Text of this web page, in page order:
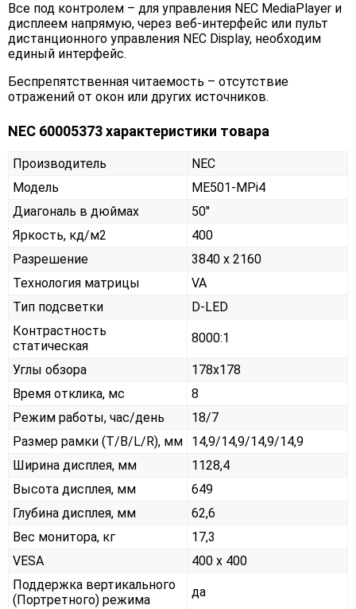
Все под контролем – для управления NEC MediaPlayer и
дисплеем напрямую, через веб-интерфейс или пульт
дистанционного управления NEC Display, необходим
единый интерфейс.
Беспрепятственная читаемость – отсутствие
отражений от окон или других источников.
NEC 60005373 характеристики товара
Производитель
NEC
Модель
ME501-MPi4
Диагональ в дюймах
50"
Яркость, кд/м2
400
Разрешение
3840 x 2160
Технология матрицы
VA
Тип подсветки
D-LED
Контрастность
статическая
8000:1
Углы обзора
178x178
Время отклика, мс
8
Режим работы, час/день
18/7
Размер рамки (T/B/L/R), мм
14,9/14,9/14,9/14,9
Ширина дисплея, мм
1128,4
Высота дисплея, мм
649
Глубина дисплея, мм
62,6
Вес монитора, кг
17,3
VESA
400 x 400
Поддержка вертикального
(Портретного) режима
да